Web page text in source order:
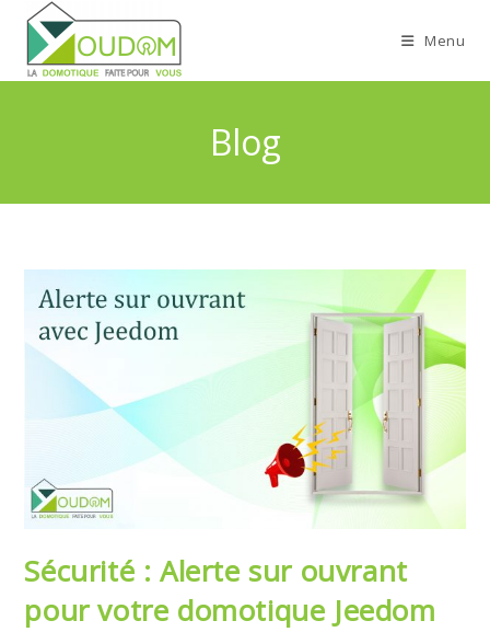
Menu
Blog
Sécurité : Alerte sur ouvrant
pour votre domotique Jeedom